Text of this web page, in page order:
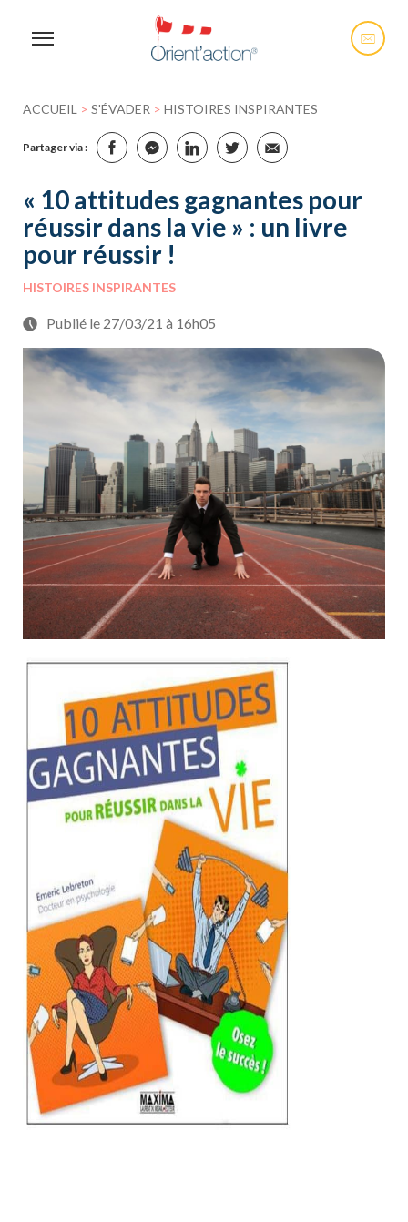
ACCUEIL > S'ÉVADER > HISTOIRES INSPIRANTES
Partager via :
« 10 attitudes gagnantes pour
réussir dans la vie » : un livre
pour réussir !
HISTOIRES INSPIRANTES
Publié le 27/03/21 à 16h05